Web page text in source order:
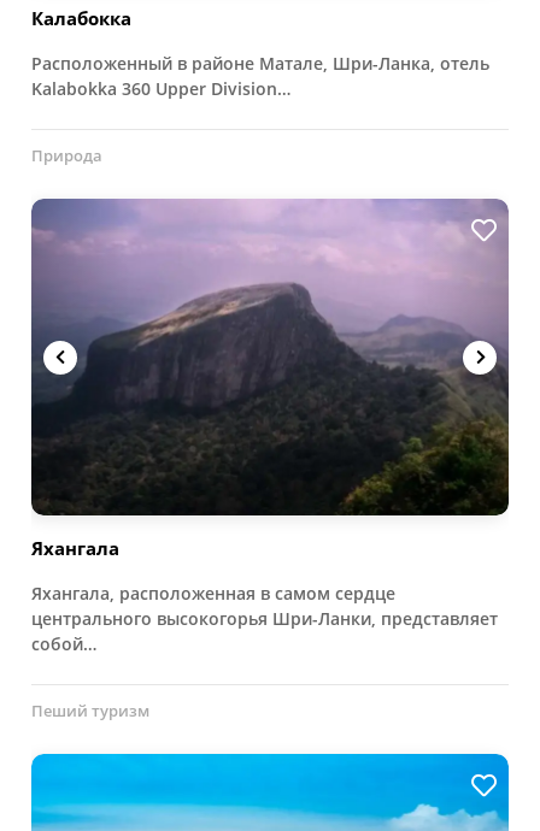
Калабокка
Расположенный в районе Матале, Шри-Ланка, отель
Kalabokka 360 Upper Division…
Природа
Яхангала
Яхангала, расположенная в самом сердце
центрального высокогорья Шри-Ланки, представляет
собой…
Пеший туризм